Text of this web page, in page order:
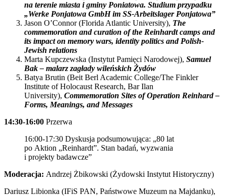
na terenie miasta i gminy Poniatowa. Studium przypadku
„Werke Ponjatowa GmbH im SS-Arbeitslager Ponjatowa”
Jason O’Connor (Florida Atlantic University), The
commemoration and curation of the Reinhardt camps and
its impact on memory wars, identity politics and Polish-
Jewish relations
Marta Kupczewska (Instytut Pamięci Narodowej), Samuel
Bak – malarz zagłady wileńskich Żydów
Batya Brutin (Beit Berl Academic College/The Finkler
Institute of Holocaust Research, Bar Ilan
University), Commemoration Sites of Operation Reinhard –
Forms, Meanings, and Messages
14:30-16:00 Przerwa
16:00-17:30 Dyskusja podsumowująca: „80 lat
po Aktion „Reinhardt”. Stan badań, wyzwania
i projekty badawcze”
Moderacja: Andrzej Żbikowski (Żydowski Instytut Historyczny)
Dariusz Libionka (IFiS PAN, Państwowe Muzeum na Majdanku),